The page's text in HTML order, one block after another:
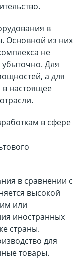
в
Основной из них
не
Для
а для
в настоящее
в сфере
в сравнении с
высокой
или
иностранных
страны.
для
товары.